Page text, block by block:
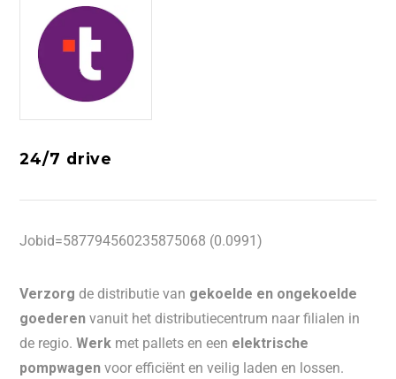
24/7 drive
Jobid=587794560235875068 (0.0991)
Verzorg de distributie van gekoelde en ongekoelde
goederen vanuit het distributiecentrum naar filialen in
de regio.Werk met pallets en een elektrische
pompwagen voor efficiënt en veilig laden en lossen.